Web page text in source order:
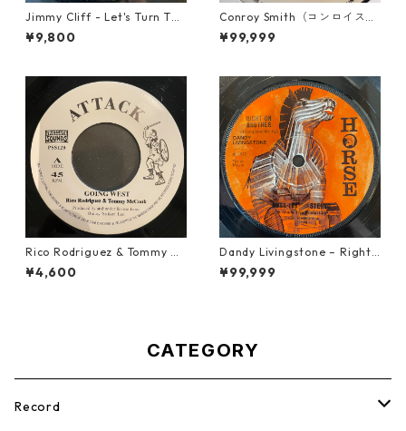
Jimmy Cliff - Let's Turn The
Table【7-21999】
¥9,800
Conroy Smith（コンロイスミ
ス） - Dangerous【7'】
¥99,999
Rico Rodriguez & Tommy Mc
Cook - Going West【7-2198
3】
¥4,600
Dandy Livingstone – Right
On Brother【7-21946】
¥99,999
CATEGORY
Record